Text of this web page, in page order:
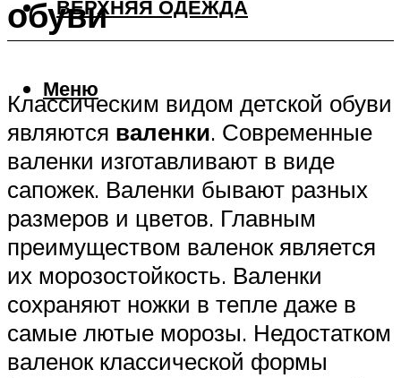
ВЕРХНЯЯ ОДЕЖДА
Меню
обуви
Классическим видом детской обуви
являются валенки. Современные
валенки изготавливают в виде
сапожек. Валенки бывают разных
размеров и цветов. Главным
преимуществом валенок является
их морозостойкость. Валенки
сохраняют ножки в тепле даже в
самые лютые морозы. Недостатком
валенок классической формы